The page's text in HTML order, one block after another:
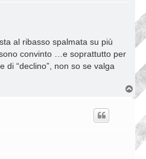
al ribasso spalmata su più
convinto …e soprattutto per
di “declino”, non so se valga
o